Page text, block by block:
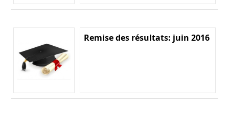
Remise des résultats: juin 2016